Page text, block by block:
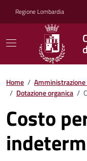
Regione Lombardia
Home /
/ Dotazione organica /
Costo